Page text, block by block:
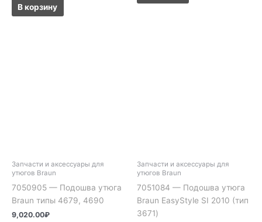
В корзину
Запчасти и аксессуары для
утюгов Braun
7050905 — Подошва утюга
Braun типы 4679, 4690
9,020.00₽
Запчасти и аксессуары для
утюгов Braun
7051084 — Подошва утюга
Braun EasyStyle SI 2010 (тип
3671)